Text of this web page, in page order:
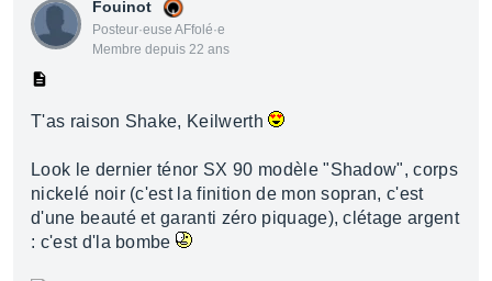
Fouinot
Posteur·euse AFfolé·e
Membre depuis 22 ans
T'as raison Shake, Keilwerth
Look le dernier ténor SX 90 modèle "Shadow", corps
nickelé noir (c'est la finition de mon sopran, c'est
d'une beauté et garanti zéro piquage), clétage argent
: c'est d'la bombe